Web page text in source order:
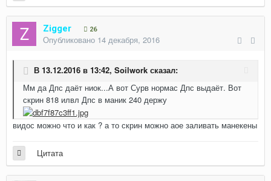
Zigger 26
Опубликовано 14 декабря, 2016
В 13.12.2016 в 13:42, Soilwork сказал:
Мм да Дпс даёт ниок...А вот Сурв нормас Дпс выдаёт. Вот
скрин 818 илвл Дпс в маник 240 держу
видос можно что и как ? а то скрин можно аое заливать манекены
Цитата